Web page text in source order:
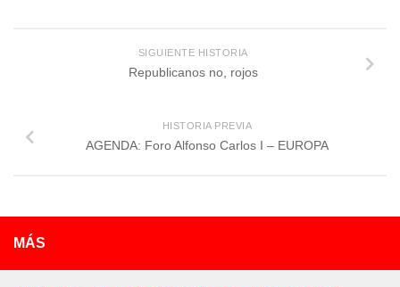
SIGUIENTE HISTORIA
Republicanos no, rojos
HISTORIA PREVIA
AGENDA: Foro Alfonso Carlos I – EUROPA
MÁS